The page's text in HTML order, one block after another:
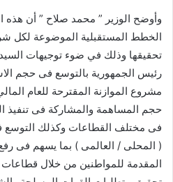
وأوضح الوزير ” محمد صلاح ” أن هذه
الخطط المستقبلية الموضوعة لكل
تحقيقها وذلك في ضوء توجيهات
رئيس الجمهورية بالتوسع فى حجم
مشروع الموازنة المقترحة للعام
حجم المساهمة والمشاركة فى تنفيذ
فى مختلف القطاعات وكذلك التوسع
( المحلى / العالمى ) بما يسهم فى
المقدمة للمواطنين من خلال قطاعات